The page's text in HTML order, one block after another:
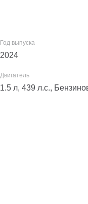
2024
1.5 л, 439 л.с.,